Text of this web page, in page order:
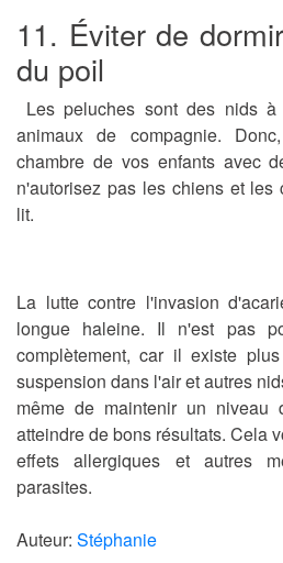
11. Éviter de
du poil
Les peluches sont des nids
animaux de compagnie.
chambre de vos enfants avec
n'autorisez pas les chiens et
lit.
La lutte contre l'invasion d'
longue haleine. Il n'est pas
complètement, car il existe
suspension dans l'air et autres
même de maintenir un niveau
atteindre de bons résultats. Cela
effets allergiques et autres
parasites.
Auteur: Stéphanie